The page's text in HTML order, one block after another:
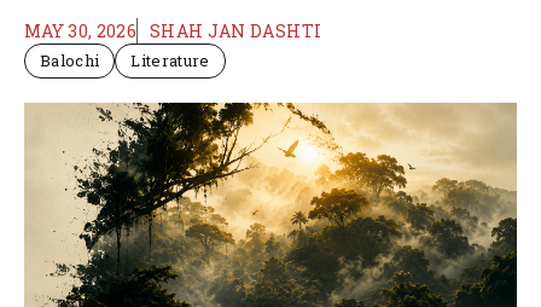
MAY 30, 2026 SHAH JAN DASHTI
Balochi Literature